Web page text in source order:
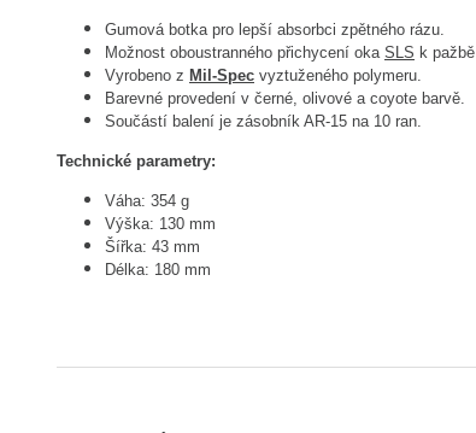
Gumová botka pro lepší absorbci zpětného rázu.
Možnost oboustranného přichycení oka SLS k pažbě
Vyrobeno z Mil-Spec vyztuženého polymeru.
Barevné provedení v černé, olivové a coyote barvě.
Součástí balení je zásobník AR-15 na 10 ran.
Technické parametry:
Váha: 354 g
Výška: 130 mm
Šířka: 43 mm
Délka: 180 mm